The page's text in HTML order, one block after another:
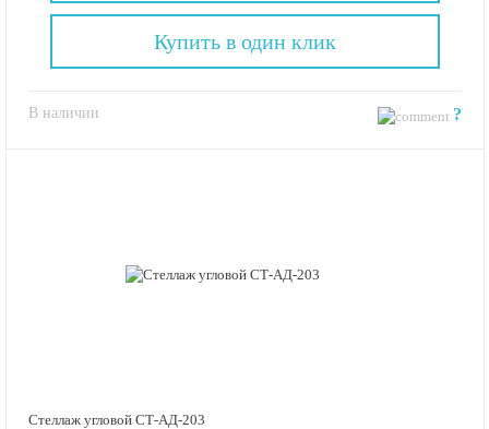
В наличии ?
Купить в один клик
Стеллаж угловой СТ-АД-203